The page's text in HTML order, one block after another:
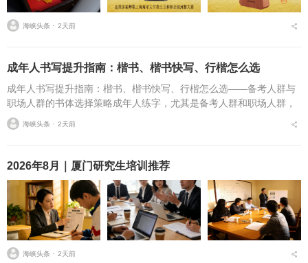
海峡头条 ⋅ 2天前
成年人书写提升指南：楷书、楷书快写、行楷怎么选
成年人书写提升指南：楷书、楷书快写、行楷怎么选——备考人群与
职场人群的书体选择策略成年人练字，尤其是备考人群和职场人群，
常常面临一个具体问题：字丑想改善，到底该练标准楷书，还是练楷
书快写，或者干脆练行...
海峡头条 ⋅ 2天前
2026年8月｜厦门研究生培训推荐
海峡头条 ⋅ 2天前